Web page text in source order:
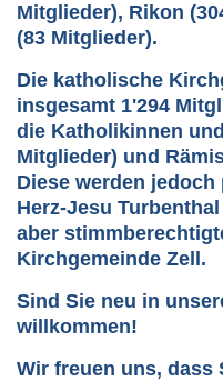
Mitglieder), Rikon
(83 Mitglieder).
Die katholische
insgesamt 1'294
die Katholikinnen
Mitglieder) und
Diese werden
Herz-Jesu Turbenthal
aber
Kirchgemeinde Zell .
Sind Sie neu in
willkommen!
Wir freuen uns, dass